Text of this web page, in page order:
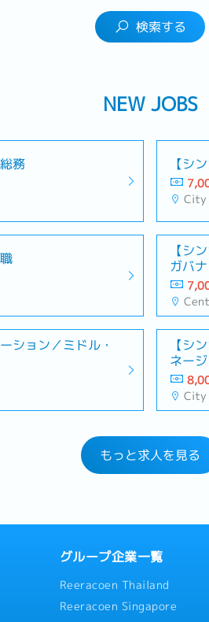
検索する
NEW JOBS
務 【シ
City
【シ
ガバ
ション／ミドル・
【シ
ネー
City
もっと求人を見る
グループ企業一覧
Reeracoen Thailand
Reeracoen Singapore